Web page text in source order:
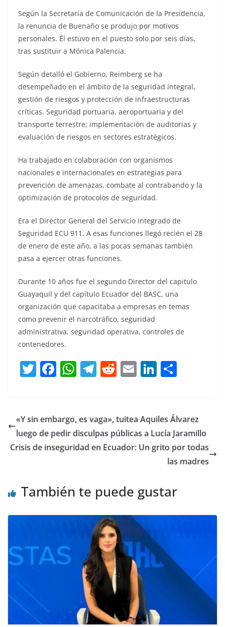
Según la Secretaría de Comunicación de la Presidencia,
la renuncia de Buenaño se produjo por motivos
personales. Él estuvo en el puesto solo por seis días,
tras sustituir a Mónica Palencia.
Según detalló el Gobierno, Reimberg se ha
desempeñado en el ámbito de la seguridad integral,
gestión de riesgos y protección de infraestructuras
críticas. Seguridad portuaria, aeroportuaria y del
transporte terrestre; implementación de auditorías y
evaluación de riesgos en sectores estratégicos.
Ha trabajado en colaboración con organismos
nacionales e internacionales en estrategias para
prevención de amenazas, combate al contrabando y la
optimización de protocolos de seguridad.
Era el Director General del Servicio Integrado de
Seguridad ECU 911. A esas funciones llegó recién el 28
de enero de este año, a las pocas semanas también
pasa a ejercer otras funciones.
Durante 10 años fue el segundo Director del capitulo
Guayaquil y del capítulo Ecuador del BASC, una
organización que capacitaba a empresas en temas
como prevenir el narcotráfico, seguridad
administrativa, seguridad operativa, controles de
contenedores.
T
er
F
e
b
o
k
W
s
A
p
T
gr
a
m
R
di
t
E
l
Li
e
dI
n
p
ar
tir
«Y sin embargo, es vaga», tuitea Aquiles Álvarez
luego de pedir disculpas públicas a Lucía Jaramillo
Crisis de inseguridad en Ecuador: Un grito por todas
las madres
También te puede gustar